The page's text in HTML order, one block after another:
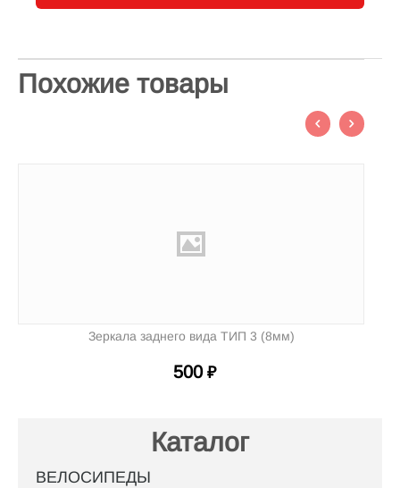
Похожие товары
Зеркала заднего вида ТИП 3 (8мм)
500 ₽
Каталог
ВЕЛОСИПЕДЫ